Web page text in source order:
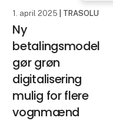
1. april 2025 | TRASOLU
Ny
betalingsmodel
gør grøn
digitalisering
mulig for flere
vognmænd